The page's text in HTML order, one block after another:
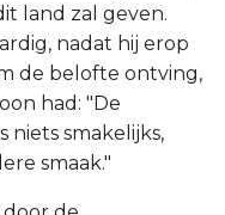
land zal geven.
nadat hij erop
de belofte ontving,
had: "De
niets smakelijks,
smaak."